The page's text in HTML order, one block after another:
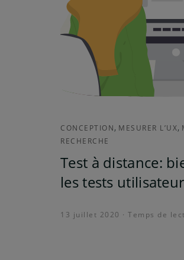
CONCEPTION, MESURER L’UX,
RECHERCHE
Test à distance:
les tests
13 juillet 2020 · Temps de